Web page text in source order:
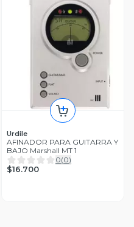
Urdile
AFINADOR PARA GUITARRA Y
BAJO Marshall MT 1
0(0)
$16.700